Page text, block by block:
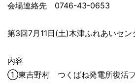
会場連絡先 0746-43-0653
第3回7月11日(土)木津ふれあいセン
内容
①東吉野村 つくばね発電所復活プ